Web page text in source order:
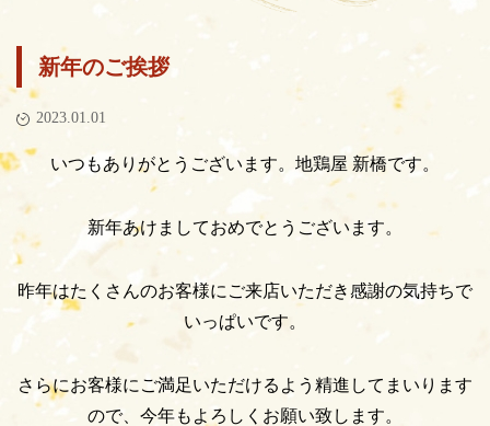
新年のご挨拶
2023.01.01
いつもありがとうございます。地鶏屋 新橋です。
新年あけましておめでとうございます。
昨年はたくさんのお客様にご来店いただき感謝の気持ちで
いっぱいです。
さらにお客様にご満足いただけるよう精進してまいります
ので、今年もよろしくお願い致します。